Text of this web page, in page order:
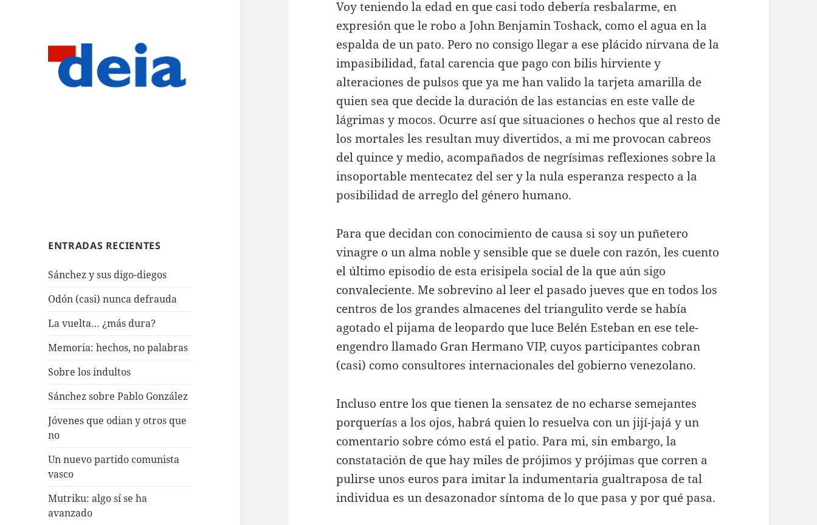
ENTRADAS RECIENTES
Sánchez y sus digo-diegos
Odón (casi) nunca defrauda
La vuelta… ¿más dura?
Memoria: hechos, no palabras
Sobre los indultos
Sánchez sobre Pablo González
Jóvenes que odian y otros que
no
Un nuevo partido comunista
vasco
Mutriku: algo sí se ha
avanzado
Voy teniendo la edad en que casi todo debería resbalarme, en
expresión que le robo a John Benjamin Toshack, como el agua en la
espalda de un pato. Pero no consigo llegar a ese plácido nirvana de la
impasibilidad, fatal carencia que pago con bilis hirviente y
alteraciones de pulsos que ya me han valido la tarjeta amarilla de
quien sea que decide la duración de las estancias en este valle de
lágrimas y mocos. Ocurre así que situaciones o hechos que al resto de
los mortales les resultan muy divertidos, a mi me provocan cabreos
del quince y medio, acompañados de negrísimas reflexiones sobre la
insoportable mentecatez del ser y la nula esperanza respecto a la
posibilidad de arreglo del género humano.
Para que decidan con conocimiento de causa si soy un puñetero
vinagre o un alma noble y sensible que se duele con razón, les cuento
el último episodio de esta erisipela social de la que aún sigo
convaleciente. Me sobrevino al leer el pasado jueves que en todos los
centros de los grandes almacenes del triangulito verde se había
agotado el pijama de leopardo que luce Belén Esteban en ese tele-
engendro llamado Gran Hermano VIP, cuyos participantes cobran
(casi) como consultores internacionales del gobierno venezolano.
Incluso entre los que tienen la sensatez de no echarse semejantes
porquerías a los ojos, habrá quien lo resuelva con un jijí-jajá y un
comentario sobre cómo está el patio. Para mi, sin embargo, la
constatación de que hay miles de prójimos y prójimas que corren a
pulirse unos euros para imitar la indumentaria gualtraposa de tal
individua es un desazonador síntoma de lo que pasa y por qué pasa.